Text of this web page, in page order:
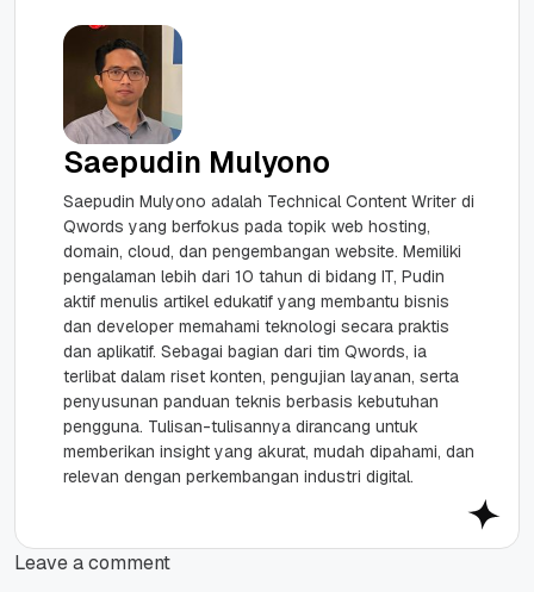
Saepudin Mulyono
Saepudin Mulyono adalah Technical Content Writer di
Qwords yang berfokus pada topik web hosting,
domain, cloud, dan pengembangan website. Memiliki
pengalaman lebih dari 10 tahun di bidang IT, Pudin
aktif menulis artikel edukatif yang membantu bisnis
dan developer memahami teknologi secara praktis
dan aplikatif. Sebagai bagian dari tim Qwords, ia
terlibat dalam riset konten, pengujian layanan, serta
penyusunan panduan teknis berbasis kebutuhan
pengguna. Tulisan-tulisannya dirancang untuk
memberikan insight yang akurat, mudah dipahami, dan
relevan dengan perkembangan industri digital.
Leave a comment